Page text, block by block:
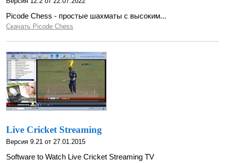
Picode Chess - простые шахматы с высоким...
Скачать Picode Chess
Live Cricket Streaming
Версия 9.21 от 27.01.2015
Software to Watch Live Cricket Streaming TV